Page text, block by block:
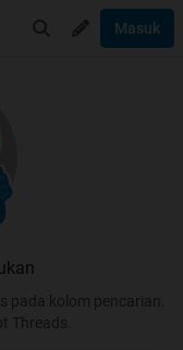
Masuk
kolom pencarian.
Threads.